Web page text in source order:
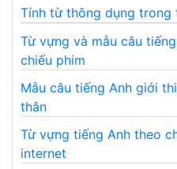
Tính từ thông dụng trong
Từ vựng và mẫu câu
chiếu phim
Mẫu câu tiếng Anh giới
thân
Từ vựng tiếng Anh theo
internet